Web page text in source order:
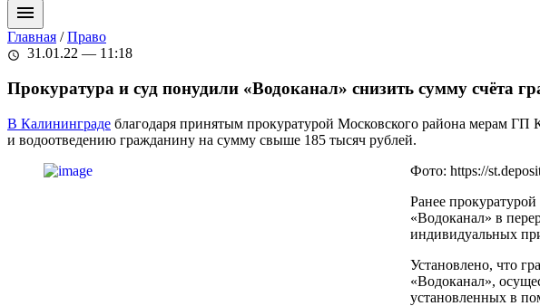
menu
Главная /Право
schedule 31.01.22 — 11:18
Прокуратура и суд понудили «Водоканал» снизить сумму счёта
В Калининграде благодаря принятым прокуратурой Московского района мерам ГП
и водоотведению гражданину на сумму свыше 185 тысяч рублей.
Фото: https://
Ранее
«Водоканал» в
индивидуальных
Установлено, что
«Водоканал»,
установленных в